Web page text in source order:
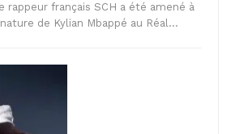
rappeur français SCH a été amené à
de Kylian Mbappé au Réal…